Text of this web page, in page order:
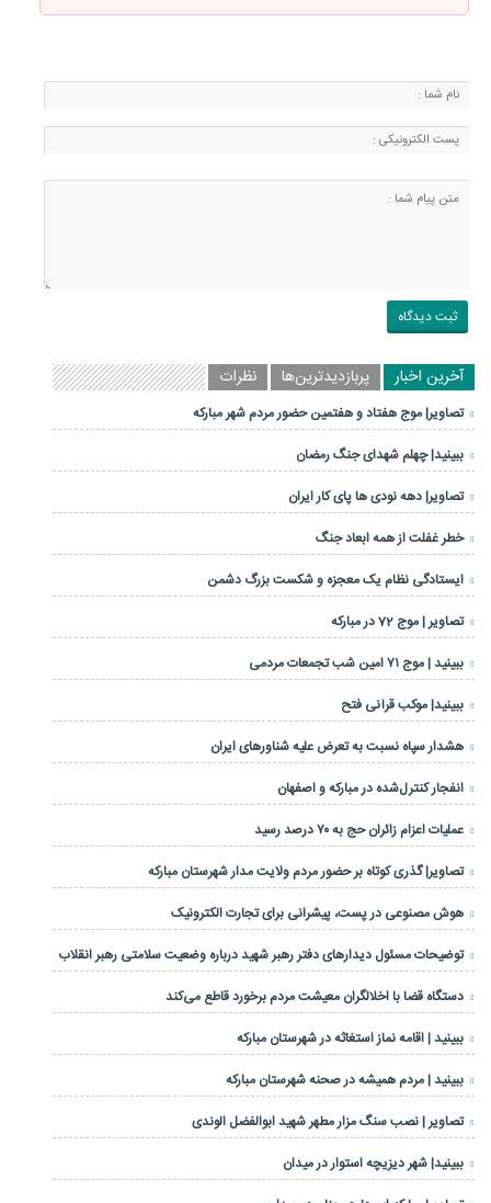
آخرین اخبار پربازدیدترین‌ها نظرات
تصاویر| موج هفتاد و هفتمین حضور مردم شهر مبارکه
ببینید| چهلم شهدای جنگ رمضان
تصاویر| دهه نودی ها پای کار ایران
خطر غفلت از همه ابعاد جنگ
ایستادگی نظام یک معجزه و شکست بزرگ دشمن
تصاویر | موج 72 در مبارکه
ببینید | موج ۷۱ امین شب تجمعات مردمی
ببینید| موکب قرآنی فتح
هشدار سپاه نسبت به تعرض علیه شناورهای ایران
انفجار کنترل‌شده در مبارکه و اصفهان
عملیات اعزام زائران حج به ۷۰ درصد رسید
تصاویر| گذری کوتاه بر حضور مردم ولایت مدار شهرستان مبارکه
هوش مصنوعی در پست، پیشرانی برای تجارت الکترونیک
توضیحات مسئول دیدارهای دفتر رهبر شهید درباره وضعیت سلامتی رهبر انقلاب
دستگاه قضا با اخلالگران معیشت مردم برخورد قاطع می‌کند
ببینید | اقامه نماز استغاثه در شهرستان مبارکه
ببینید | مردم همیشه در صحنه شهرستان مبارکه
تصاویر | نصب سنگ مزار مطهر شهید ابوالفضل الوندی
ببینید| شهر دیزیچه استوار در میدان